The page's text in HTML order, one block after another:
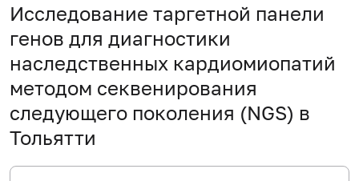
Исследование таргетной панели
генов для диагностики
наследственных кардиомиопатий
методом секвенирования
следующего поколения (NGS) в
Тольятти